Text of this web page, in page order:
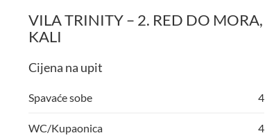
VILA TRINITY – 2. RED DO MORA,
KALI
Cijena na upit
Spavaće sobe 4
WC/Kupaonica 4